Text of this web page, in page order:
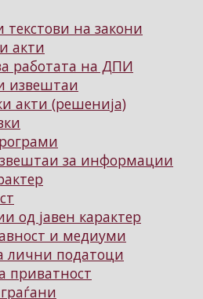
текстови на закони
акти
работата на ДПИ
извештаи
акти (решенија)
за информации
од јавен карактер
и медиуми
лични податоци
приватност